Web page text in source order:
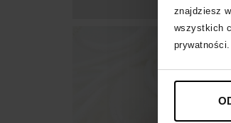
znajdziesz w
wszystkich
prywatności.